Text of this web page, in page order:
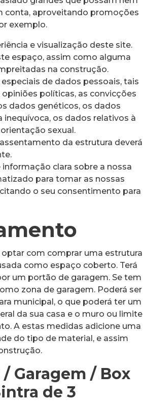
conta, aproveitando promoções
exemplo.
e visualização deste site.
espaço, assim como alguma
na construção.
de dados pessoais, tais
políticas, as convicções
dados genéticos, os dados
os dados relativos à
sexual.
da estrutura deverá
clara sobre a nossa
para tomar as nossas
o seu consentimento para
com comprar uma estrutura
como espaço coberto. Terá
um portão de garagem. Se tem
zona de garagem. Poderá ser
municipal, o que poderá ter um
da sua casa e o muro ou limite
A estas medidas adicione uma
do tipo de material, e assim
Garagem / Box
de 3